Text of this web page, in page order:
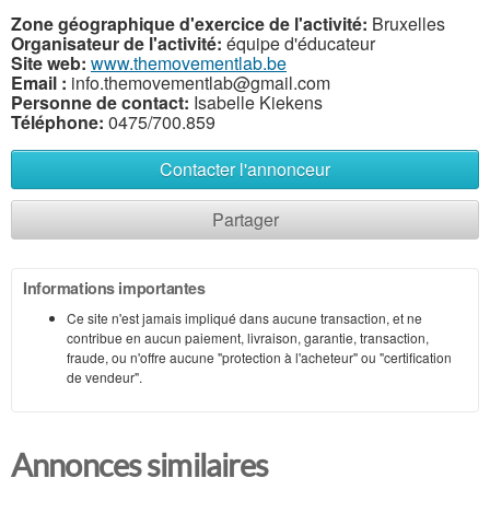
Zone géographique d'exercice de l'activité: Bruxelles
Organisateur de l'activité: équipe d'éducateur
Site web: www.themovementlab.be
Email : info.themovementlab@gmail.com
Personne de contact: Isabelle Kiekens
Téléphone: 0475/700.859
Contacter l'annonceur
Partager
Informations importantes
Ce site n'est jamais impliqué dans aucune transaction, et ne
contribue en aucun paiement, livraison, garantie, transaction,
fraude, ou n'offre aucune "protection à l'acheteur" ou "certification
de vendeur".
Annonces similaires